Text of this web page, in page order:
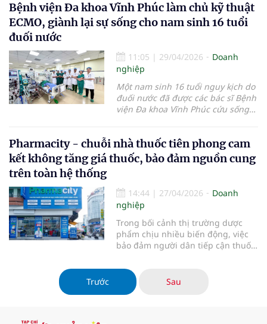
doanh thu hợp nhất đạt 46.462 tỷ
đồng, và lợi nhuận sau thuế đạt
8.265 tỷ đồng - mức c
Bệnh viện Đa khoa Vĩnh Phúc làm chủ kỹ thuật
ECMO, giành lại sự sống cho nam sinh 16 tuổi
đuối nước
11:05 | 29/04/2026
Doanh
nghiệp
Một nam sinh 16 tuổi nguy kịch do
đuối nước đã được các bác sĩ Bệnh
viện Đa khoa Vĩnh Phúc cứu sống
sâu vốn trước đây chủ yếu thực
hiện tại các bệnh viện tuyến trung
ương. Là bệnh viện hạng I cấp
Vĩnh Phúc đã và đang triển khai
hiệu quả kỹ thuật ECMO, từng
bước làm chủ các kỹ thuật hồi sức
chuyên sâu, góp phần nâng cao cơ
hội sống cho người bệnh ngay tại
địa phương
Pharmacity - chuỗi nhà thuốc tiên phong cam
kết không tăng giá thuốc, bảo đảm nguồn cung
trên toàn hệ thống
14:44 | 27/04/2026
Doanh
nghiệp
Trong bối cảnh thị trường dược
phẩm chịu nhiều biến động, việc
bảo đảm người dân tiếp cận thuốc
cấp thiết. Trước thực tế đó,
Pharmacity cam kết giữ ổn định giá
thuốc thiết yếu, đồng thời triển
Trước Sau